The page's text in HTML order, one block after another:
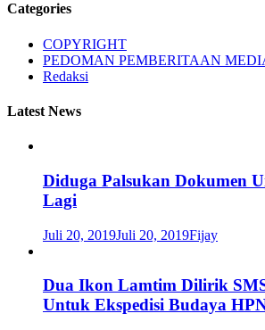
Categories
COPYRIGHT
PEDOMAN PEMBERITAAN
Redaksi
Latest News
Diduga Palsukan Dokumen
Lagi
Juli 20, 2019Juli 20, 2019Fijay
Dua Ikon Lamtim Dilirik
Untuk Ekspedisi Budaya